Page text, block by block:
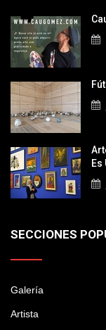
Es
SECCIONES
Galería
Artista